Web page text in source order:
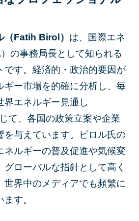
（Fatih Birol） は、国際エネ
の事務局長として知られる
です。経済的・政治的要因が
ギー市場を的確に分析し、毎
界エネルギー見通し
て、各国の政策立案や企業
を与えています。ビロル氏の
ネルギーの普及促進や気候変
ローバルな指針として高く
世界中のメディアでも頻繁に
す。